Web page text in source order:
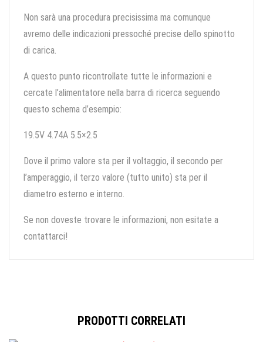
Non sarà una procedura precisissima ma comunque
avremo delle indicazioni pressoché precise dello spinotto
di carica.
A questo punto ricontrollate tutte le informazioni e
cercate l’alimentatore nella barra di ricerca seguendo
questo schema d’esempio:
19.5V 4.74A 5.5×2.5
Dove il primo valore sta per il voltaggio, il secondo per
l’amperaggio, il terzo valore (tutto unito) sta per il
diametro esterno e interno.
Se non doveste trovare le informazioni, non esitate a
contattarci!
PRODOTTI CORRELATI